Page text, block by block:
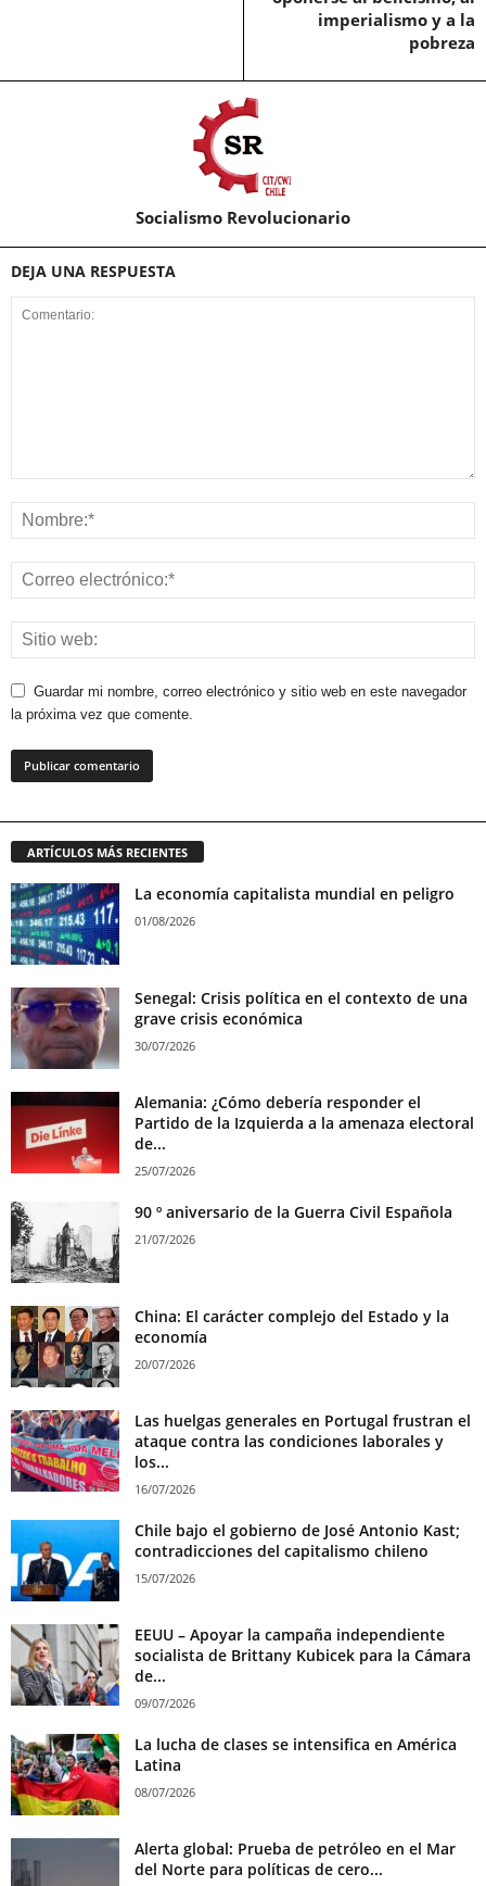
imperialismo y a la
pobreza
Socialismo Revolucionario
DEJA UNA RESPUESTA
Guardar mi nombre, correo electrónico y sitio web en este navegador
la próxima vez que comente.
ARTÍCULOS MÁS RECIENTES
La economía capitalista mundial en peligro
01/08/2026
Senegal: Crisis política en el contexto de una
grave crisis económica
30/07/2026
Alemania: ¿Cómo debería responder el
Partido de la Izquierda a la amenaza electoral
de...
25/07/2026
90 º aniversario de la Guerra Civil Española
21/07/2026
China: El carácter complejo del Estado y la
economía
20/07/2026
Las huelgas generales en Portugal frustran el
ataque contra las condiciones laborales y
los...
16/07/2026
Chile bajo el gobierno de José Antonio Kast;
contradicciones del capitalismo chileno
15/07/2026
EEUU – Apoyar la campaña independiente
socialista de Brittany Kubicek para la Cámara
de...
09/07/2026
La lucha de clases se intensifica en América
Latina
08/07/2026
Alerta global: Prueba de petróleo en el Mar
del Norte para políticas de cero...